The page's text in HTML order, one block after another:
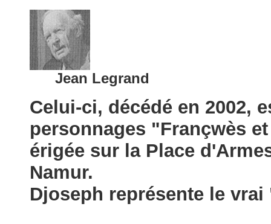
Jean Legrand
Celui-ci, décédé en 2002,
personnages "Françwès
érigée sur la Place
Namur.
Djoseph représente le